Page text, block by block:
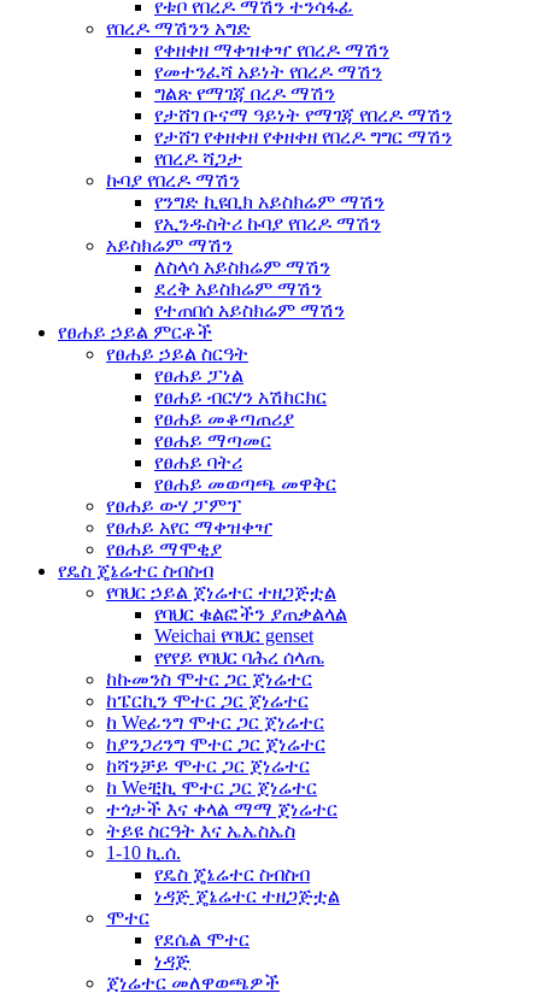
የቱቦ የበረዶ ማሽን ተንሳፋፊ
የበረዶ ማሽንን አግድ
የቀዘቀዘ ማቀዝቀዣ የበረዶ ማሽን
የመተንፈሻ አይነት የበረዶ ማሽን
ግልጽ የማገጃ በረዶ ማሽን
የታሸገ ቡናማ ዓይነት የማገጃ የበረዶ ማሽን
የታሸገ የቀዘቀዘ የቀዘቀዘ የበረዶ ግግር ማሽን
የበረዶ ሻጋታ
ኩባያ የበረዶ ማሽን
የንግድ ኪዩቢክ አይስክሬም ማሽን
የኢንዱስትሪ ኩባያ የበረዶ ማሽን
አይስክሬም ማሽን
ለስላሳ አይስክሬም ማሽን
ደረቅ አይስክሬም ማሽን
የተጠበሰ አይስክሬም ማሽን
የፀሐይ ኃይል ምርቶች
የፀሐይ ኃይል ስርዓት
የፀሐይ ፓነል
የፀሐይ ብርሃን አሽከርክር
የፀሐይ መቆጣጠሪያ
የፀሐይ ማጣመር
የፀሐይ ባትሪ
የፀሐይ መወጣጫ መዋቅር
የፀሐይ ውሃ ፓምፕ
የፀሐይ አየር ማቀዝቀዣ
የፀሐይ ማሞቂያ
የዴስ ጄኔሬተር ስብስብ
የባህር ኃይል ጀነሬተር ተዘጋጅቷል
የባህር ቁልፎችን ያጠቃልላል
Weichai የባህር genset
የየየይ የባህር ባሕረ ሰላጤ
ከኩመንስ ሞተር ጋር ጀነሬተር
ከፔርኪን ሞተር ጋር ጀነሬተር
ከ Weፊንግ ሞተር ጋር ጀነሬተር
ከያንጋሪንግ ሞተር ጋር ጀነሬተር
ከሻንቻይ ሞተር ጋር ጀነሬተር
ከ Weቺኪ ሞተር ጋር ጀነሬተር
ተጎታች እና ቀላል ማማ ጀነሬተር
ትይዩ ስርዓት እና ኤኤስኤስ
1-10 ኪ.ሰ.
የዴስ ጄኔሬተር ስብስብ
ነዳጅ ጄኔሬተር ተዘጋጅቷል
ሞተር
የደሴል ሞተር
ነዳጅ
ጀነሬተር መለዋወጫዎች